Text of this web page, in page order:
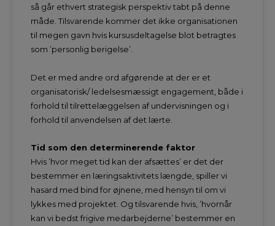
så går ethvert strategisk perspektiv tabt på denne
måde. Tilsvarende kommer det ikke organisationen
til megen gavn hvis kursusdeltagelse blot betragtes
som ’personlig berigelse’.
Det er med andre ord afgørende at der er et
organisatorisk/ ledelsesmæssigt engagement, både i
forhold til tilrettelæggelsen af undervisningen og i
forhold til anvendelsen af det lærte.
Tid som den determinerende faktor
Hvis ’hvor meget tid kan der afsættes’ er det der
bestemmer en læringsaktivitets længde, spiller vi
hasard med bind for øjnene, med hensyn til om vi
lykkes med projektet. Og tilsvarende hvis, ’hvornår
kan vi bedst frigive medarbejderne’ bestemmer en